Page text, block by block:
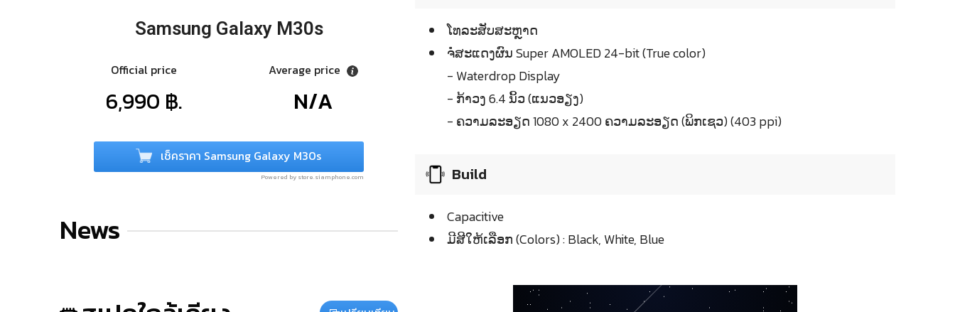
Samsung Galaxy M30s
Official price
6,990 ฿.
Average price
N/A
เช็คราคา Samsung Galaxy M30s
Powered by store.siamphone.com
News
ໂທລະສັບສະຫຼາດ
ຈໍໍສະແດງຜົນ Super AMOLED 24-bit (True color)
- Waterdrop Display
- ກ້າວງ 6.4 ນິ້ວ (ແນວອຽງ)
- ຄວາມລະອຽດ 1080 x 2400 ຄວາມລະອຽດ (ພິກເຊວ) (403 ppi)
Build
Capacitive
ມີສີໃຫ້ເລືອກ (Colors) : Black, White, Blue